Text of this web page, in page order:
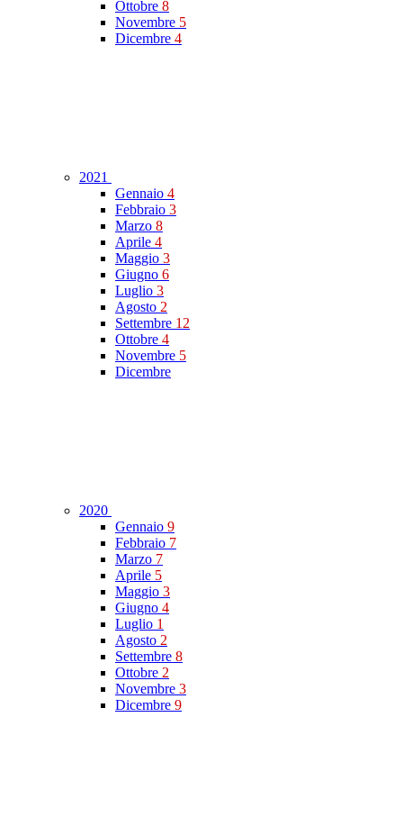
Ottobre 8
Novembre 5
Dicembre 4
2021
Gennaio 4
Febbraio 3
Marzo 8
Aprile 4
Maggio 3
Giugno 6
Luglio 3
Agosto 2
Settembre 12
Ottobre 4
Novembre 5
Dicembre
2020
Gennaio 9
Febbraio 7
Marzo 7
Aprile 5
Maggio 3
Giugno 4
Luglio 1
Agosto 2
Settembre 8
Ottobre 2
Novembre 3
Dicembre 9